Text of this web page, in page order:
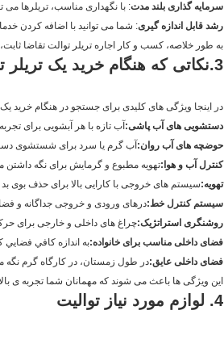
سرمایه گذاری بلند مدت: با نگهداری مناسب، تریلرها می
رشد قابل اندازه گیری: شما می توانید با اضافه کردن
به طور خلاصه، کسب و کار اجاره تریلر توالت تقاضا
3. نکاتی که هنگام خرید یک تریلر
در اینجا ویژگی های کلیدی برای جستجو در هنگام خرید یک
دستشویی های آب پاشی: آب تازه با هر آبشویی برای
حوضچه های آب روان: آب گرم یا سرد برای شستشوی
کنترل آب و هوا:تهویه مطبوع و گرمایش برای نگه داشتن
تهویه:سیستم های خروجی با کارایی بالا برای حذف بوی بد
سیستم کنترل خط:درهای ورودی و خروجی جداگانه و
روشنگری استراتژیک:چراغ های داخلی و خارجی برای
فضای داخلی مناسب برای خانواده:به اندازه کافي
فضای داخلی عایق:در طول زمستان، در کارگاه گرم نگه
این ویژگی ها باعث می شوند که مهمانان شما تجربه ی
4. لوازم مورد نياز تواليت